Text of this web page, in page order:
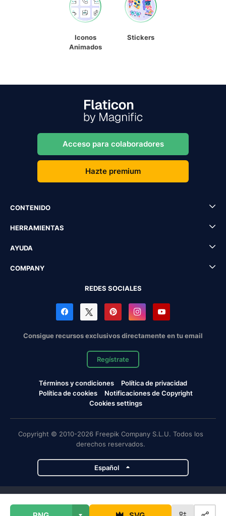
Iconos
Animados
Stickers
Acceso para colaboradores
Hazte premium
CONTENIDO
HERRAMIENTAS
AYUDA
COMPANY
REDES SOCIALES
Consigue recursos exclusivos directamente en tu email
Regístrate
Términos y condiciones
Política de privacidad
Política de cookies
Notificaciones de Copyright
Cookies settings
Copyright © 2010-2026 Freepik Company S.L.U. Todos los
derechos reservados.
Español